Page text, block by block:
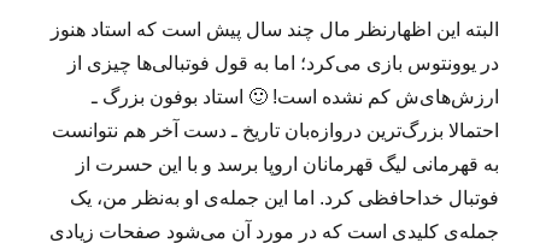
ه‌
گ
ر
ی‌
البته این اظهارنظر مال چند سال پیش است که استاد هنوز
در یوونتوس بازی می‌کرد؛ اما به قول فوتبالی‌ها چیزی از
ارزش‌های‌ش کم نشده است! 🙂 استاد بوفون بزرگ ـ
احتمالا بزرگ‌ترین دروازه‌بان تاریخ ـ دست آخر هم نتوانست
به قهرمانی لیگ قهرمانان اروپا برسد و با این حسرت از
فوتبال خداحافظی کرد. اما این جمله‌ی او به‌نظر من، یک
جمله‌ی کلیدی است که در مورد آن می‌شود صفحات زیادی